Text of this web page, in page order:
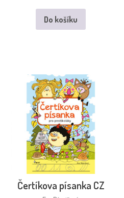
Do košíku
Čertíkova písanka CZ